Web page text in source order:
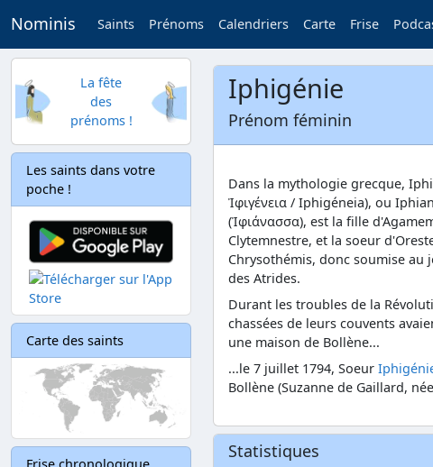
Nominis Saints Prénoms Calendriers Carte Frise
La fête
des
prénoms !
Les saints dans votre
poche !
Carte des saints
Iphigénie
Prénom féminin
Dans la mythologie grecque,
Ἰφιγένεια / Iphigéneia), ou
(Ἰφιάνασσα), est la fille
Clytemnestre, et la soeur
Chrysothémis, donc soumise au
des Atrides.
Durant les troubles de la
chassées de leurs couvents
une maison de Bollène...
...le 7 juillet 1794, Soeur
Bollène (Suzanne de Gaillard,
Statistiques